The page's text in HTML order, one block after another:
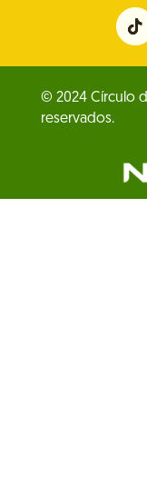
© 2024 Círculo
reservados.